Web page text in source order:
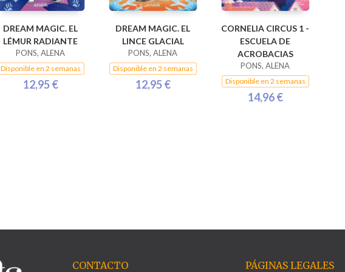
DREAM MAGIC. EL
LÉMUR RADIANTE
PONS, ALENA
Disponible en 2 semanas
12,95 €
DREAM MAGIC. EL
LINCE GLACIAL
PONS, ALENA
Disponible en 2 semanas
12,95 €
CORNELIA CIRCUS 1 -
ESCUELA DE
ACROBACIAS
PONS, ALENA
Disponible en 2 semanas
14,96 €
CONTACTO PÁGINAS LEGALES